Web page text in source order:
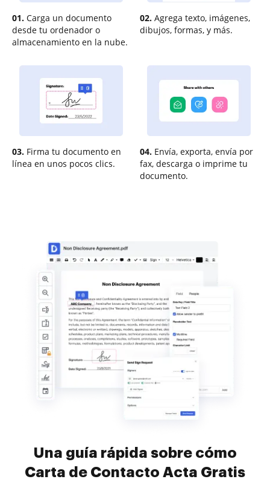
01. Carga un documento
desde tu ordenador o
almacenamiento en la nube.
02. Agrega texto, imágenes,
dibujos, formas, y más.
03. Firma tu documento en
línea en unos pocos clics.
04. Envía, exporta, envía por
fax, descarga o imprime tu
documento.
Una guía rápida sobre cómo
Carta de Contacto Acta Gratis